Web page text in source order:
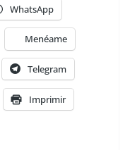
WhatsApp
Menéame
Telegram
Imprimir